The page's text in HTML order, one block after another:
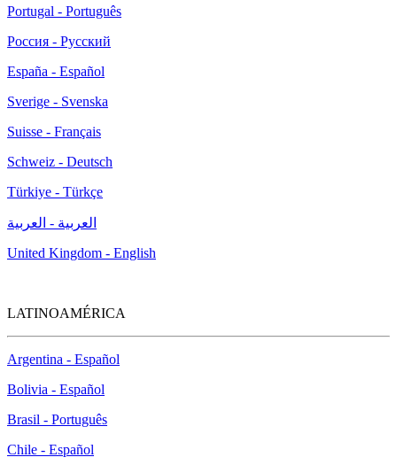
Portugal - Português
Россия - Русский
España - Español
Sverige - Svenska
Suisse - Français
Schweiz - Deutsch
Türkiye - Türkçe
العربية - العربية
United Kingdom - English
LATINOAMÉRICA
Argentina - Español
Bolivia - Español
Brasil - Português
Chile - Español